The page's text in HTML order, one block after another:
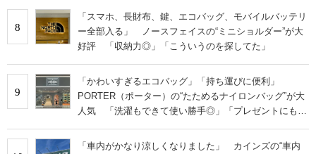
8
「スマホ、長財布、鍵、エコバッグ、モバイルバッテリ
ー全部入る」 ノースフェイスの“ミニショルダー”が大
好評 「収納力◎」「こういうのを探してた」
9
「かわいすぎるエコバッグ」「持ち運びに便利」
PORTER（ポーター）の“たためるナイロンバッグ”が大
人気 「洗濯もできて使い勝手◎」「プレゼントにもお
「車内がかなり涼しくなりました」 カインズの“車内